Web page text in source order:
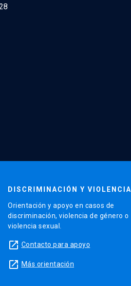
DISCRIMINACIÓN Y VIOLENCIA
Orientación y apoyo en casos de
discriminación, violencia de género o
violencia sexual.
launch Contacto para apoyo
launch Más orientación